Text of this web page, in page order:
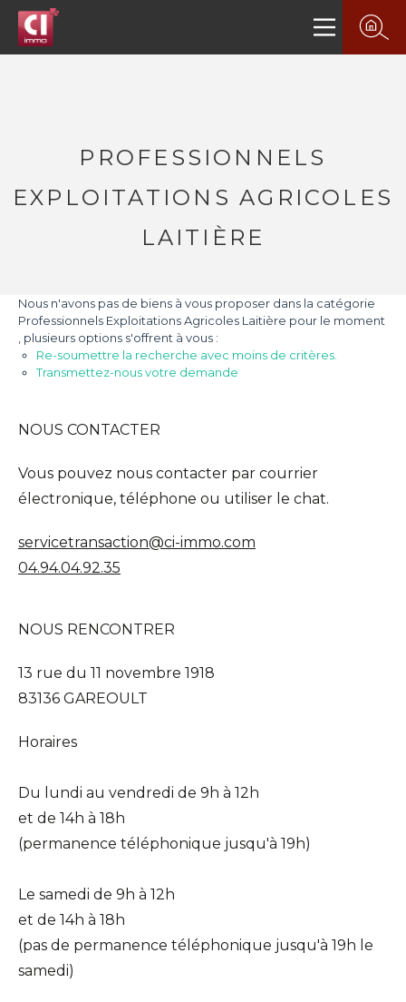
PROFESSIONNELS
EXPLOITATIONS AGRICOLES
LAITIÈRE
Nous n'avons pas de biens à vous proposer dans la catégorie
Professionnels Exploitations Agricoles Laitière pour le moment
, plusieurs options s'offrent à vous :
Re-soumettre la recherche avec moins de critères.
Transmettez-nous votre demande
NOUS CONTACTER
Vous pouvez nous contacter par courrier
électronique, téléphone ou utiliser le chat.
servicetransaction@ci-immo.com
04.94.04.92.35
NOUS RENCONTRER
13 rue du 11 novembre 1918
83136 GAREOULT
Horaires
Du lundi au vendredi de 9h à 12h
et de 14h à 18h
(permanence téléphonique jusqu'à 19h)
Le samedi de 9h à 12h
et de 14h à 18h
(pas de permanence téléphonique jusqu'à 19h le
samedi)